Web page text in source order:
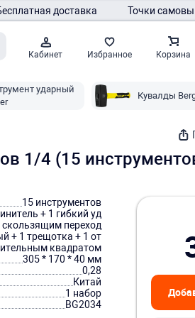
доставка Точки
Кабинет Избранное Корзина
ударный
Кувалды
1/4 (15
15 инструментов
+ 1 гибкий уд
скользящим переход
+ 1 трещотка + 1 от
квадратом
305 * 170 * 40 мм
0,28
Китай
1 набор
BG2034